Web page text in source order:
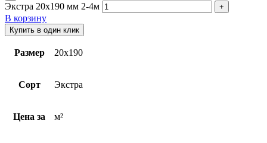
Экстра 20х190 мм 2-4м
В корзину
Купить в один клик
Размер 20х190
Сорт Экстра
Цена за м²